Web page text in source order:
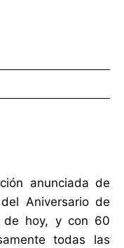
anunciada de
Aniversario de
de hoy, y con 60
todas las